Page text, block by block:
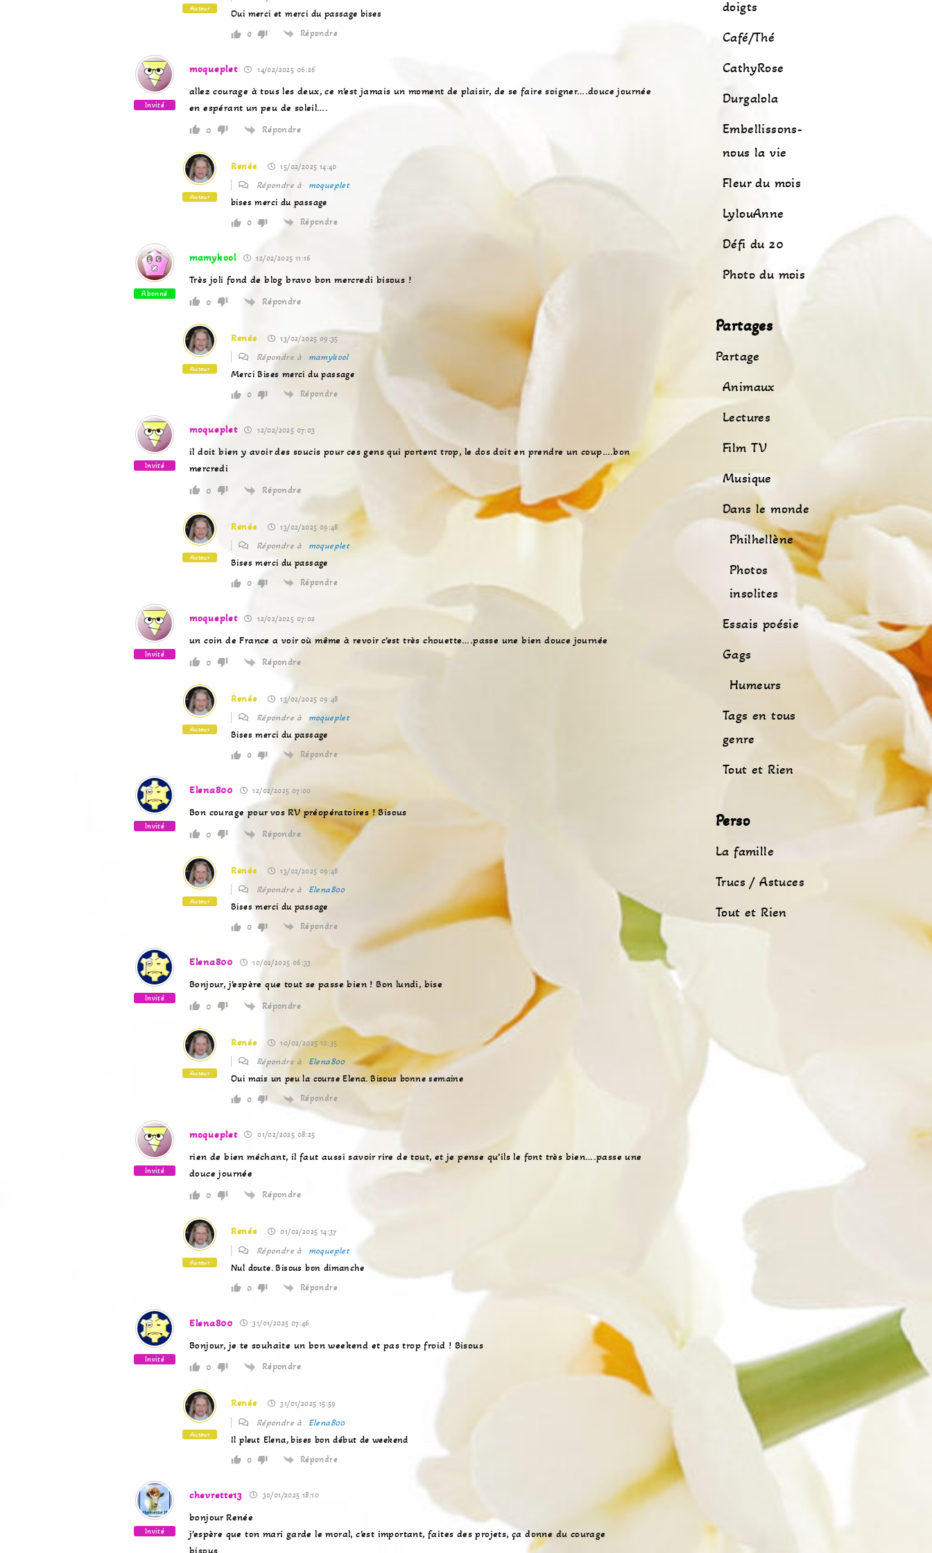
Auteur Oui merci et merci du passage bises
0 Répondre
Invité
moqueplet 14/02/2025 06:26
allez courage à tous les deux, ce n’est jamais un moment de plaisir, de se faire soigner….douce journée
en espérant un peu de soleil….
0 Répondre
Auteur
Renée 15/02/2025 14:40
Répondre à moqueplet
bises merci du passage
0 Répondre
Abonné
mamykool 12/02/2025 11:16
Très joli fond de blog bravo bon mercredi bisous !
0 Répondre
Auteur
Renée 13/02/2025 09:35
Répondre à mamykool
Merci Bises merci du passage
0 Répondre
Invité
moqueplet 12/02/2025 07:03
il doit bien y avoir des soucis pour ces gens qui portent trop, le dos doit en prendre un coup….bon
mercredi
0 Répondre
Auteur
Renée 13/02/2025 09:48
Répondre à moqueplet
Bises merci du passage
0 Répondre
Invité
moqueplet 12/02/2025 07:02
un coin de France a voir où même à revoir c’est très chouette….passe une bien douce journée
0 Répondre
Auteur
Renée 13/02/2025 09:48
Répondre à moqueplet
Bises merci du passage
0 Répondre
Invité
Elena800 12/02/2025 07:00
Bon courage pour vos RV préopératoires ! Bisous
0 Répondre
Auteur
Renée 13/02/2025 09:48
Répondre à Elena800
Bises merci du passage
0 Répondre
Invité
Elena800 10/02/2025 06:33
Bonjour, j’espère que tout se passe bien ! Bon lundi, bise
0 Répondre
Auteur
Renée 10/02/2025 10:35
Répondre à Elena800
Oui mais un peu la course Elena. Bisous bonne semaine
0 Répondre
Invité
moqueplet 01/02/2025 08:25
rien de bien méchant, il faut aussi savoir rire de tout, et je pense qu’ils le font très bien….passe une
douce journée
0 Répondre
Auteur
Renée 01/02/2025 14:37
Répondre à moqueplet
Nul doute. Bisous bon dimanche
0 Répondre
Invité
Elena800 31/01/2025 07:46
Bonjour, je te souhaite un bon weekend et pas trop froid ! Bisous
0 Répondre
Auteur
Renée 31/01/2025 15:59
Répondre à Elena800
Il pleut Elena, bises bon début de weekend
0 Répondre
Invité
chevrette13 30/01/2025 18:10
bonjour Renée
j’espère que ton mari garde le moral, c’est important, faites des projets, ça donne du courage
bisous
doigts
Café/Thé
CathyRose
Durgalola
Embellissons-
nous la vie
Fleur du mois
LylouAnne
Défi du 20
Photo du mois
Partages
Partage
Animaux
Lectures
Film TV
Musique
Dans le monde
Philhellène
Photos
insolites
Essais poésie
Gags
Humeurs
Tags en tous
genre
Tout et Rien
Perso
La famille
Trucs / Astuces
Tout et Rien